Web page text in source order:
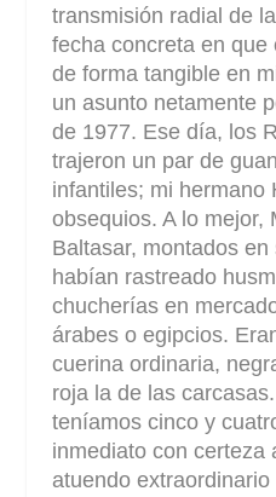
transmisión radial de
fecha concreta en
de forma tangible en
un asunto netamente
de 1977. Ese día, los
trajeron un par de
infantiles; mi hermano
obsequios. A lo mejor,
Baltasar, montados
habían rastreado
chucherías en
árabes o egipcios.
cuerina ordinaria,
roja la de las
teníamos cinco y
inmediato con certeza
atuendo